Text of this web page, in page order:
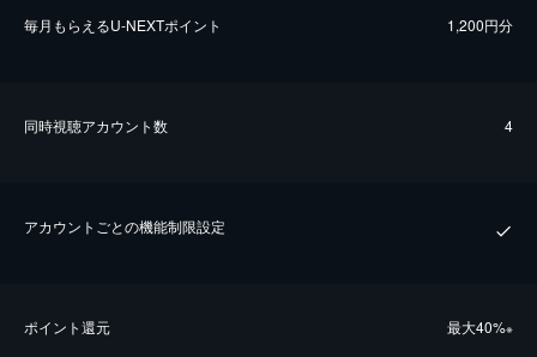
毎⽉もらえるU-NEXTポイント 1,200円分
同時視聴アカウント数 4
アカウントごとの機能制限設定
ポイント還元 最⼤40%※